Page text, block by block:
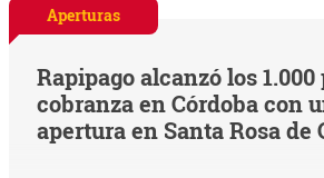
Aperturas
Rapipago alcanzó los
cobranza en Córdoba con
apertura en Santa Rosa de